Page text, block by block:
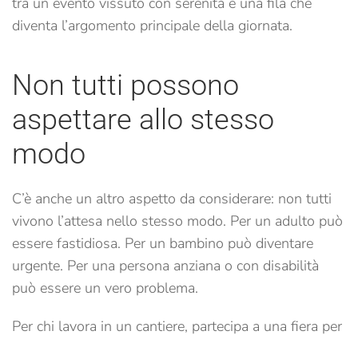
diventa l’argomento principale della giornata.
Non tutti possono
aspettare allo stesso
modo
C’è anche un altro aspetto da considerare: non tutti
vivono l’attesa nello stesso modo. Per un adulto può
essere fastidiosa. Per un bambino può diventare
urgente. Per una persona anziana o con disabilità
può essere un vero problema.
Per chi lavora in un cantiere, partecipa a una fiera per